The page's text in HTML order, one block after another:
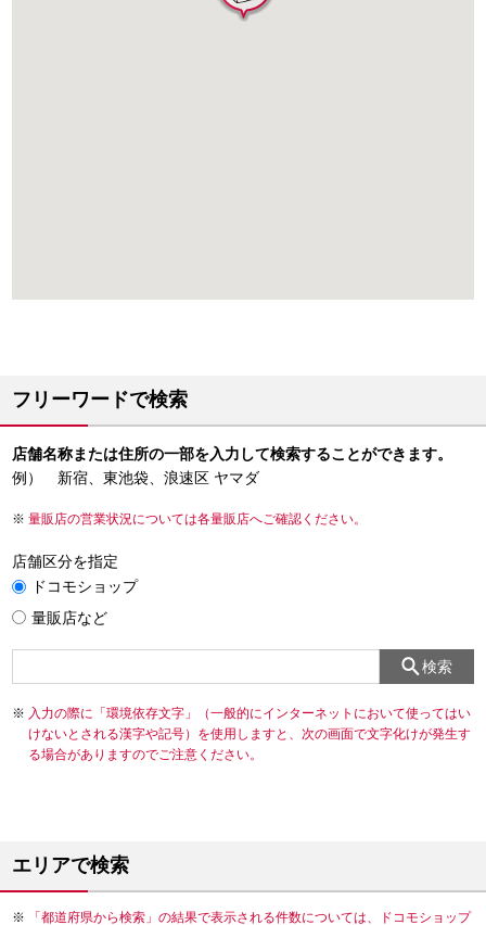
フリーワードで検索
店舗名称または住所の一部を入力して検索することができます。
例） 新宿、東池袋、浪速区 ヤマダ
量販店の営業状況については各量販店へご確認ください。
店舗区分を指定
ドコモショップ
量販店など
検索
入力の際に「環境依存文字」（一般的にインターネットにおいて使ってはい
けないとされる漢字や記号）を使用しますと、次の画面で文字化けが発生す
る場合がありますのでご注意ください。
エリアで検索
「都道府県から検索」の結果で表示される件数については、ドコモショップ